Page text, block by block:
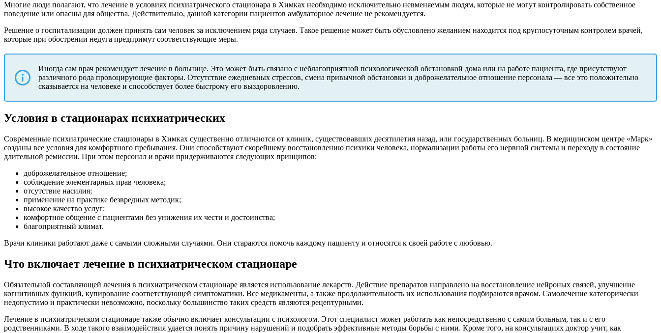
Многие люди полагают, что лечение в условиях психиатрического стационара в Химках необходимо исключительно невменяемым людям, которые не могут контролировать собственное
поведение или опасны для общества. Действительно, данной категории пациентов амбулаторное лечение не рекомендуется.
Решение о госпитализации должен принять сам человек за исключением ряда случаев. Такое решение может быть обусловлено желанием находится под круглосуточным контролем врачей,
которые при обострении недуга предпримут соответствующие меры.
Иногда сам врач рекомендует лечение в больнице. Это может быть связано с неблагоприятной психологической обстановкой дома или на работе пациента, где присутствуют
различного рода провоцирующие факторы. Отсутствие ежедневных стрессов, смена привычной обстановки и доброжелательное отношение персонала — все это положительно
сказывается на человеке и способствует более быстрому его выздоровлению.
Условия в стационарах психиатрических
Современные психиатрические стационары в Химках существенно отличаются от клиник, существовавших десятилетия назад, или государственных больниц. В медицинском центре «Марк»
созданы все условия для комфортного пребывания. Они способствуют скорейшему восстановлению психики человека, нормализации работы его нервной системы и переходу в состояние
длительной ремиссии. При этом персонал и врачи придерживаются следующих принципов:
доброжелательное отношение;
соблюдение элементарных прав человека;
отсутствие насилия;
применение на практике безвредных методик;
высокое качество услуг;
комфортное общение с пациентами без унижения их чести и достоинства;
благоприятный климат.
Врачи клиники работают даже с самыми сложными случаями. Они стараются помочь каждому пациенту и относятся к своей работе с любовью.
Что включает лечение в психиатрическом стационаре
Обязательной составляющей лечения в психиатрическом стационаре является использование лекарств. Действие препаратов направлено на восстановление нейроных связей, улучшение
когнитивных функций, купирование соответствующей симптоматики. Все медикаменты, а также продолжительность их использования подбираются врачом. Самолечение категорически
недопустимо и практически невозможно, поскольку большинство таких средств являются рецептурными.
Лечение в психиатрическом стационаре также обычно включает консультации с психологом. Этот специалист может работать как непосредственно с самим больным, так и с его
родственниками. В ходе такого взаимодействия удается понять причину нарушений и подобрать эффективные методы борьбы с ними. Кроме того, на консультациях доктор учит, как